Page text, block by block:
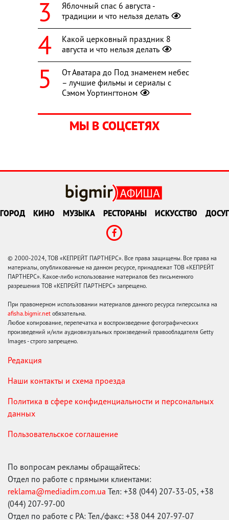
Яблочный спас 6 августа -
традиции и что нельзя делать
Какой церковный праздник 8
августа и что нельзя делать
От Аватара до Под знаменем небес
– лучшие фильмы и сериалы с
Сэмом Уортингтоном
МЫ В СОЦСЕТЯХ
ГОРОД КИНО МУЗЫКА РЕСТОРАНЫ ИСКУССТВО ДОСУГ
© 2000-2024, ТОВ «КЕПРЕЙТ ПАРТНЕРС». Все права защищены. Все права на
материалы, опубликованные на данном ресурсе, принадлежат ТОВ «КЕПРЕЙТ
ПАРТНЕРС». Какое-либо использование материалов без письменного
разрешения ТОВ «КЕПРЕЙТ ПАРТНЕРС» запрещено.
При правомерном использовании материалов данного ресурса гиперссылка на
afisha.bigmir.net обязательна.
Любое копирование, перепечатка и воспроизведение фотографических
произведений и/или аудиовизуальных произведений правообладателя Getty
Images - строго запрещено.
Редакция
Наши контакты и схема проезда
Политика в сфере конфиденциальности и персональных
данных
Пользовательское соглашение
По вопросам рекламы обращайтесь:
Отдел по работе с прямыми клиентами:
reklama@mediadim.com.ua Тел: +38 (044) 207-33-05, +38
(044) 207-97-00
Отдел по работе с РА: Тел./факс: +38 044 207-97-07